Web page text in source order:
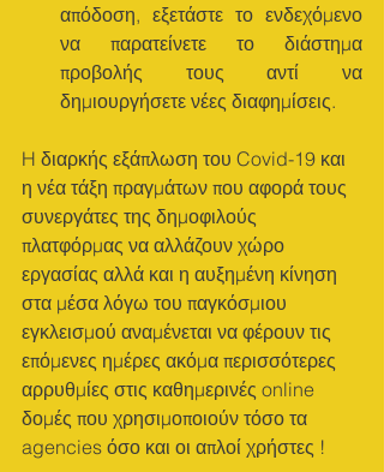
απόδοση, εξετάστε το ενδεχόμενο
να παρατείνετε το διάστημα
προβολής τους αντί να
δημιουργήσετε νέες διαφημίσεις.
H διαρκής εξάπλωση του Covid-19 και
η νέα τάξη πραγμάτων που αφορά τους
συνεργάτες της δημοφιλούς
πλατφόρμας να αλλάζουν χώρο
εργασίας αλλά και η αυξημένη κίνηση
στα μέσα λόγω του παγκόσμιου
εγκλεισμού αναμένεται να φέρουν τις
επόμενες ημέρες ακόμα περισσότερες
αρρυθμίες στις καθημερινές online
δομές που χρησιμοποιούν τόσο τα
agencies όσο και οι απλοί χρήστες !